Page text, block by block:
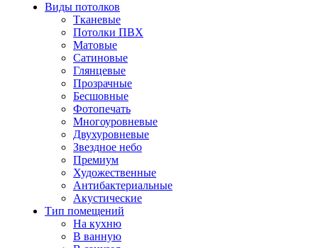
Виды потолков
Тканевые
Потолки ПВХ
Матовые
Сатиновые
Глянцевые
Прозрачные
Бесшовные
Фотопечать
Многоуровневые
Двухуровневые
Звездное небо
Премиум
Художественные
Антибактериальные
Акустические
Тип помещений
На кухню
В ванную